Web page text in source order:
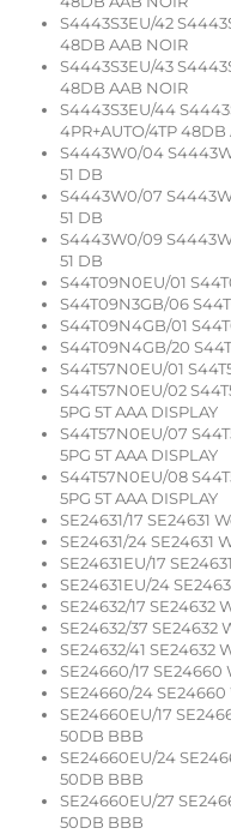
S4443S3EU/42
48DB AAB NOIR
S4443S3EU/43
48DB AAB NOIR
S4443S3EU/44
4PR+AUTO/4TP 48DB
S4443W0/04
51 DB
S4443W0/07
51 DB
S4443W0/09
51 DB
S44T09N0EU/01
S44T09N3GB/06
S44T09N4GB/01
S44T09N4GB/20
S44T57N0EU/01
S44T57N0EU/02
5PG 5T AAA DISPLAY
S44T57N0EU/07
5PG 5T AAA DISPLAY
S44T57N0EU/08
5PG 5T AAA DISPLAY
SE24631/17 SE24631
SE24631/24 SE24631
SE24631EU/17
SE24631EU/24
SE24632/17 SE24632
SE24632/37 SE24632
SE24632/41 SE24632
SE24660/17 SE24660
SE24660/24 SE24660
SE24660EU/17
50DB BBB
SE24660EU/24
50DB BBB
SE24660EU/27
50DB BBB